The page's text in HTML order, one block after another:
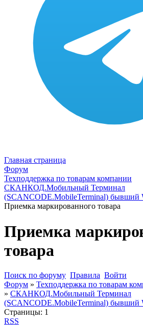
Главная страница
Форум
Техподдержка по товарам компании
СКАНКОД.Мобильный Терминал
(SCANCODE.MobileTerminal) бывший
Приемка маркированного товара
Приемка
товара
Поиск по форуму Правила Войти
Форум » Техподдержка по товарам
» СКАНКОД.Мобильный Терминал
(SCANCODE.MobileTerminal) бывший
Страницы: 1
RSS